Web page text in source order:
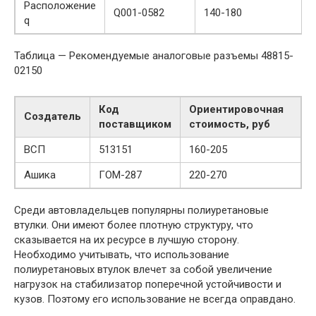
Расположение
q
Q001-0582 140-180
Таблица — Рекомендуемые аналоговые разъемы 48815-
02150
Создатель
Код
поставщиком
Ориентировочная
стоимость, руб
ВСП
513151
160-205
Ашика
ГОМ-287 220-270
Среди автовладельцев популярны полиуретановые
втулки. Они имеют более плотную структуру, что
сказывается на их ресурсе в лучшую сторону.
Необходимо учитывать, что использование
полиуретановых втулок влечет за собой увеличение
нагрузок на стабилизатор поперечной устойчивости и
кузов. Поэтому его использование не всегда оправдано.